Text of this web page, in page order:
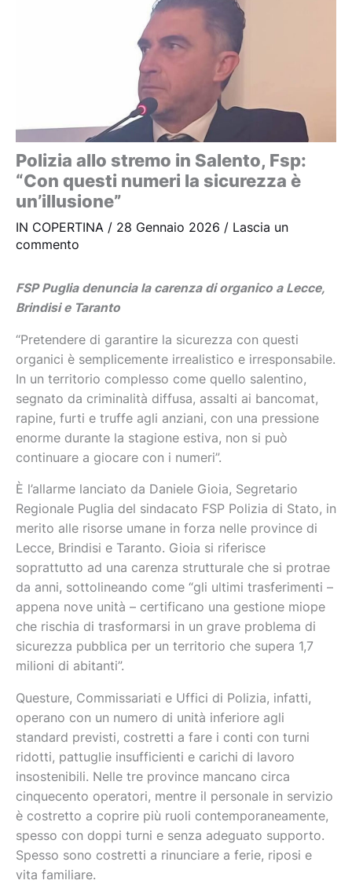
Polizia allo stremo in Salento, Fsp:
“Con questi numeri la sicurezza è
un’illusione”
IN COPERTINA / 28 Gennaio 2026 / Lascia un
commento
FSP Puglia denuncia la carenza di organico a Lecce,
Brindisi e Taranto
“Pretendere di garantire la sicurezza con questi
organici è semplicemente irrealistico e irresponsabile.
In un territorio complesso come quello salentino,
segnato da criminalità diffusa, assalti ai bancomat,
rapine, furti e truffe agli anziani, con una pressione
enorme durante la stagione estiva, non si può
continuare a giocare con i numeri”.
È l’allarme lanciato da Daniele Gioia, Segretario
Regionale Puglia del sindacato FSP Polizia di Stato, in
merito alle risorse umane in forza nelle province di
Lecce, Brindisi e Taranto. Gioia si riferisce
soprattutto ad una carenza strutturale che si protrae
da anni, sottolineando come “gli ultimi trasferimenti –
appena nove unità – certificano una gestione miope
che rischia di trasformarsi in un grave problema di
sicurezza pubblica per un territorio che supera 1,7
milioni di abitanti”.
Questure, Commissariati e Uffici di Polizia, infatti,
operano con un numero di unità inferiore agli
standard previsti, costretti a fare i conti con turni
ridotti, pattuglie insufficienti e carichi di lavoro
insostenibili. Nelle tre province mancano circa
cinquecento operatori, mentre il personale in servizio
è costretto a coprire più ruoli contemporaneamente,
spesso con doppi turni e senza adeguato supporto.
Spesso sono costretti a rinunciare a ferie, riposi e
vita familiare.